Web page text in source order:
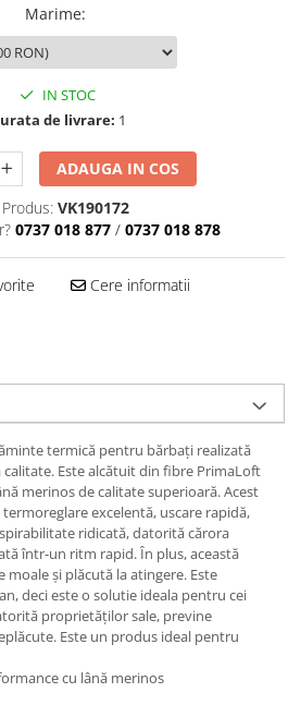
Marime:
IN STOC
de livrare: 1
ADAUGA IN COS
VK190172
0737 018 877 / 0737 018 878
Cere informatii
termică pentru bărbați realizată
Este alcătuit din fibre PrimaLoft
merinos de calitate superioară. Acest
excelentă, uscare rapidă,
ridicată, datorită cărora
într-un ritm rapid. În plus, această
moale și plăcută la atingere. Este
deci este o solutie ideala pentru cei
proprietăților sale, previne
Este un produs ideal pentru
cu lână merinos